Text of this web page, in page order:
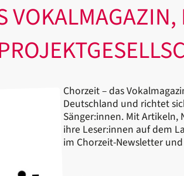
Chorzeit – das
Deutschland und richtet
Sänger:innen. Mit
ihre Leser:innen auf dem
im Chorzeit-Newsletter